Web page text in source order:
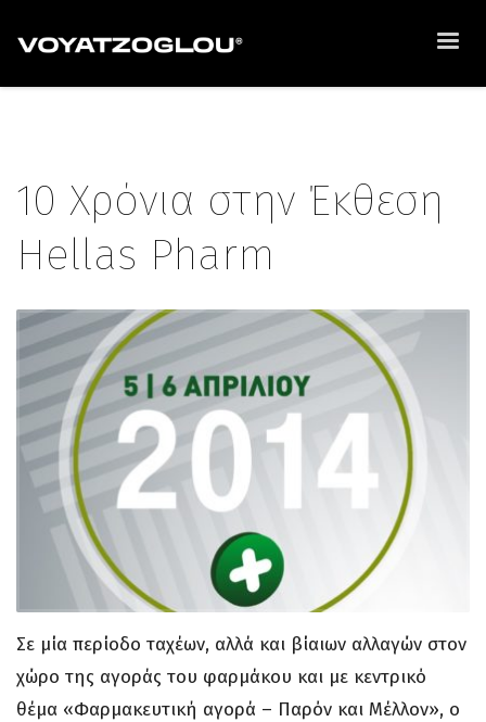
10 Χρόνια στην Έκθεση
Hellas Pharm
Σε μία περίοδο ταχέων, αλλά και βίαιων αλλαγών στον
χώρο της αγοράς του φαρμάκου και με κεντρικό
θέμα «Φαρμακευτική αγορά – Παρόν και Μέλλον», ο